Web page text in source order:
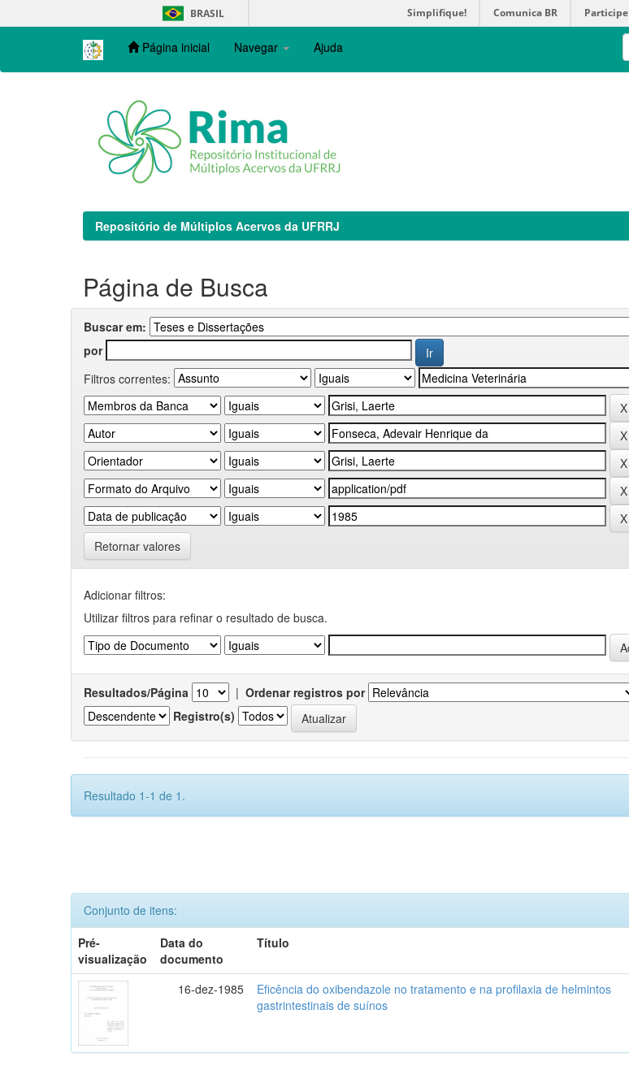
navigation
BRASIL Simplifique! Comunica BR Participe
Página inicial Navegar Ajuda
Repositório de Múltiplos Acervos da UFRRJ
Página de Busca
Buscar em:
por
Filtros correntes:
Retornar valores
Adicionar filtros:
Utilizar filtros para refinar o resultado de busca.
Resultados/Página | Ordenar registros por
Registro(s)
Resultado 1-1 de 1.
Conjunto de itens:
Pré-
visualização
Data do
documento
Título
16-dez-1985
Eficência do oxibendazole no tratamento e na profilaxia de helmintos
gastrintestinais de suínos